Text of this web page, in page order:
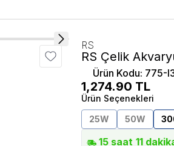
RS
RS Çelik
Ürün Kodu: 775-
1,274.90 TL
Ürün Seçenekleri
25W
50W
15 saat 11